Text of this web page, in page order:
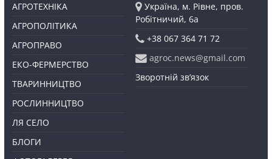
АГРОТЕХНІКА
АГРОПОЛІТИКА
АГРОПРАВО
ЕКО-ФЕРМЕРСТВО
ТВАРИННИЦТВО
РОСЛИННИЦТВО
ЛЯ СЕЛО
БЛОГИ
Україна, м. Рівне, пров.
Робітничий, 6а
+38 067 364 71 72
agroc.news@gmail.com
Зворотній зв’язок